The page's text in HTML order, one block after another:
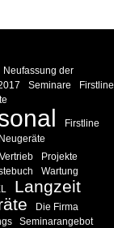
Neufassung der
Seminare
Firstline
Firstline
Neugeräte
Vertrieb
Projekte
Wartung
Langzeit
Die Firma
Seminarangebot